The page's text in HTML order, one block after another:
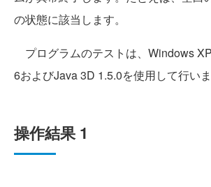
の状態に該当します。
プログラムのテストは、Windows
6およびJava 3D 1.5.0を使用して行いま
操作結果 1